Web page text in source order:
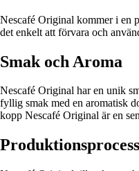
Nescafé Original kommer i en
det enkelt att förvara och
Smak och Aroma
Nescafé Original har en unik
fyllig smak med en aromatisk
kopp Nescafé Original är en
Produktionsprocess